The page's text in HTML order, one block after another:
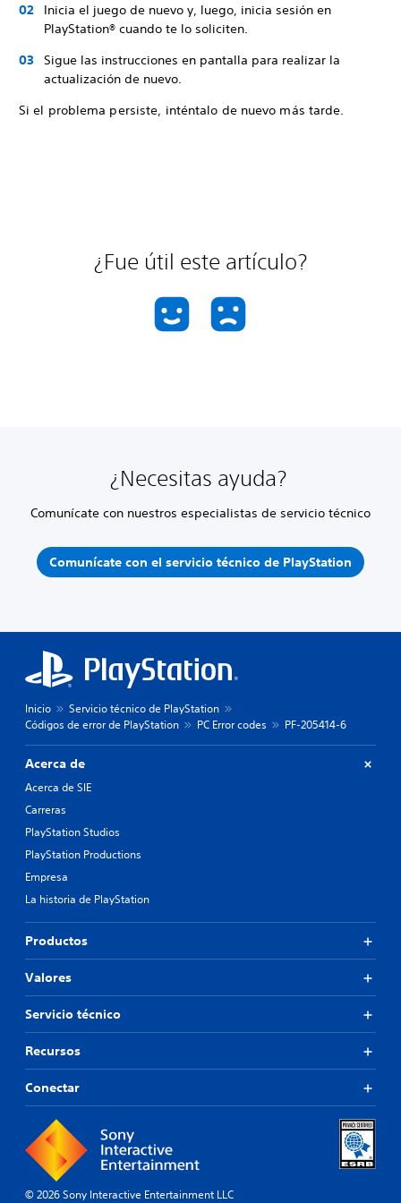
Inicia el juego de nuevo y, luego, inicia sesión en
PlayStation® cuando te lo soliciten.
Sigue las instrucciones en pantalla para realizar la
actualización de nuevo.
Si el problema persiste, inténtalo de nuevo más tarde.
¿Fue útil este artículo?
¿Necesitas ayuda?
Comunícate con nuestros especialistas de servicio técnico
Comunícate con el servicio técnico de PlayStation
Inicio
Servicio técnico de PlayStation
Códigos de error de PlayStation
PC Error codes PF-205414-6
Acerca de
Acerca de SIE
Carreras
PlayStation Studios
PlayStation Productions
Empresa
La historia de PlayStation
Productos
Valores
Servicio técnico
Recursos
Conectar
© 2026 Sony Interactive Entertainment LLC